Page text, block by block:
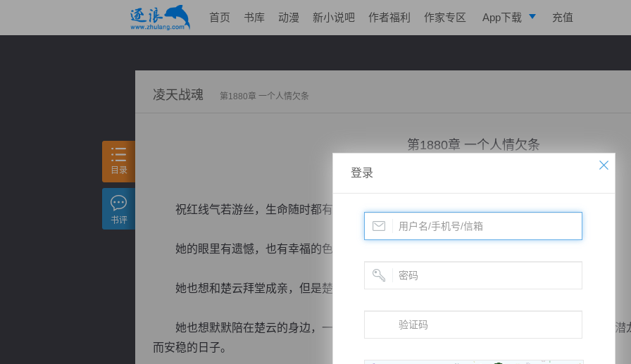
首页 书库 动漫 新小说吧 作者福利 作家专区 App下载 充值
凌天战魂 第1880章 一个人情欠条
第1880章 一个人情欠条
小说：凌天战魂
祝红线气若游丝，生命随时都有可能走向终点。
她的眼里有遗憾，也有幸福的色彩。
她也想和楚云拜堂成亲，但是楚云根本就没有开过口。
她也想默默陪在楚云的身边，一起猎杀无月之森中的妖兽，为几块下品仙石斤斤计较，和潜
而安稳的日子。
目录
书评
登录